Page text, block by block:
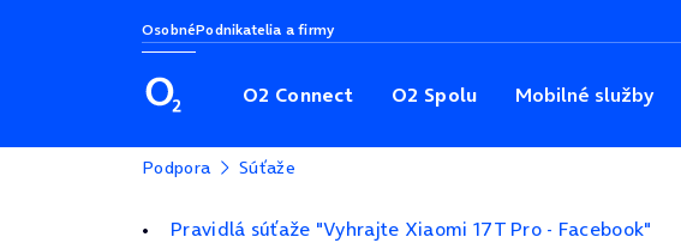
OsobnéPodnikatelia a firmy
O2 Connect O2 Spolu Mobilné služby
Podpora Súťaže
Pravidlá súťaže "Vyhrajte Xiaomi 17T Pro - Facebook"